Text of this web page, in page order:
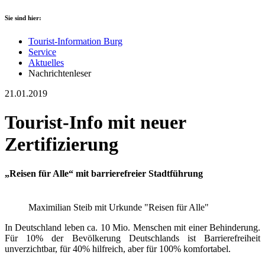
Sie sind hier:
Tourist-Information Burg
Service
Aktuelles
Nachrichtenleser
21.01.2019
Tourist-Info mit neuer
Zertifizierung
„Reisen für Alle“ mit barrierefreier Stadtführung
Maximilian Steib mit Urkunde "Reisen für Alle"
In Deutschland leben ca. 10 Mio. Menschen mit einer Behinderung.
Für 10% der Bevölkerung Deutschlands ist Barrierefreiheit
unverzichtbar, für 40% hilfreich, aber für 100% komfortabel.